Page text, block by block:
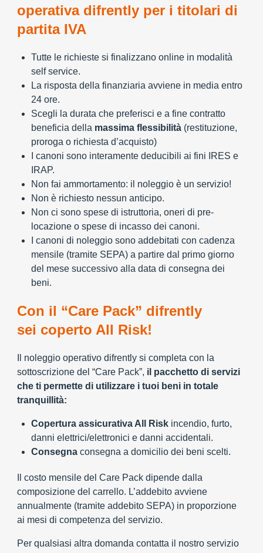
operativa difrently per i titolari di
partita IVA
Tutte le richieste si finalizzano online in modalità
self service.
La risposta della finanziaria avviene in media entro
24 ore.
Scegli la durata che preferisci e a fine contratto
beneficia della massima flessibilità (restituzione,
proroga o richiesta d’acquisto)
I canoni sono interamente deducibili ai fini IRES e
IRAP.
Non fai ammortamento: il noleggio è un servizio!
Non è richiesto nessun anticipo.
Non ci sono spese di istruttoria, oneri di pre-
locazione o spese di incasso dei canoni.
I canoni di noleggio sono addebitati con cadenza
mensile (tramite SEPA) a partire dal primo giorno
del mese successivo alla data di consegna dei
beni.
Con il “Care Pack” difrently
sei coperto All Risk!
Il noleggio operativo difrently si completa con la
sottoscrizione del “Care Pack”, il pacchetto di servizi
che ti permette di utilizzare i tuoi beni in totale
tranquillità:
Copertura assicurativa All Risk incendio, furto,
danni elettrici/elettronici e danni accidentali.
Consegna consegna a domicilio dei beni scelti.
Il costo mensile del Care Pack dipende dalla
composizione del carrello. L’addebito avviene
annualmente (tramite addebito SEPA) in proporzione
ai mesi di competenza del servizio.
Per qualsiasi altra domanda contatta il nostro servizio